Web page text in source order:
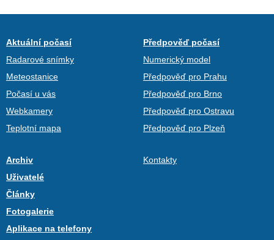
Aktuální počasí
Radarové snímky
Meteostanice
Počasí u vás
Webkamery
Teplotní mapa
Předpověď počasí
Numerický model
Předpověď pro Prahu
Předpověď pro Brno
Předpověď pro Ostravu
Předpověď pro Plzeň
Archiv
Uživatelé
Články
Fotogalerie
Aplikace na telefony
Kontakty